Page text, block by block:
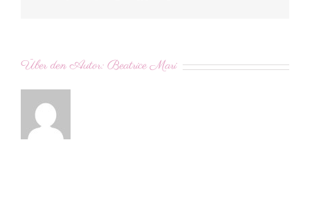
Über den Autor: Beatrice Mari